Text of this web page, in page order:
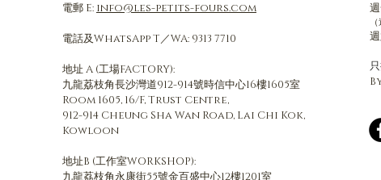
電郵 E: info@les-petits-fours.com
電話及WhatsApp T／WA: 9313 7710
地址 A (工場FACTORY):
九龍荔枝角長沙灣道912-914號時信中心16樓1605室
Room 1605, 16/F, Trust Centre,
912-914 Cheung Sha Wan Road, Lai Chi Kok,
Kowloon
地址B (工作室WORKSHOP):
九龍荔枝角永康街55號金百盛中心12樓1201室​